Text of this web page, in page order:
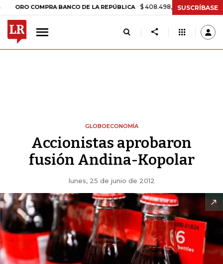
COMPRA BANCO DE LA REPÚBLICA $ 408.498,97 +$ 8.753,81 +2,19%
SUSCRÍBASE
GLOBOECONOMÍA
Accionistas aprobaron
fusión Andina-Kopolar
lunes, 25 de junio de 2012